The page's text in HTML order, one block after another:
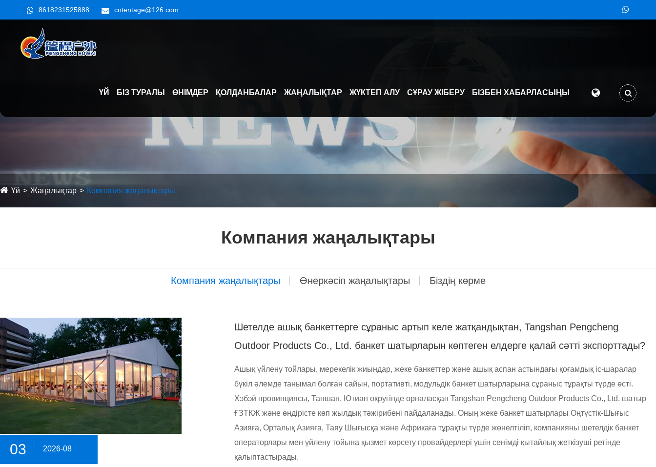
8618231525888 cntentage@126.com
ҮЙ БІЗ ТУРАЛЫ ӨНІМДЕР ҚОЛДАНБАЛАР ЖАҢАЛЫҚТАР ЖҮКТЕП АЛУ СҰРАУ ЖІБЕРУ БІЗБЕН ХАБАРЛАСЫҢЫ
Үй Жаңалықтар Компания жаңалықтары
Компания жаңалықтары
Компания жаңалықтары Өнеркәсіп жаңалықтары Біздің көрме
03 2026-08
Шетелде ашық банкеттерге сұраныс артып келе жатқандықтан, Tangshan Pengcheng
Outdoor Products Co., Ltd. банкет шатырларын көптеген елдерге қалай сәтті экспорттады?
Ашық үйлену тойлары, мерекелік жиындар, жеке банкеттер және ашық аспан астындағы қоғамдық іс-шаралар
бүкіл әлемде танымал болған сайын, портативті, модульдік банкет шатырларына сұраныс тұрақты түрде өсті.
Хэбэй провинциясы, Таншан, Ютиан округінде орналасқан Tangshan Pengcheng Outdoor Products Co., Ltd. шатыр
ҒЗТКЖ және өндірісте көп жылдық тәжірибені пайдаланады. Оның жеке банкет шатырлары Оңтүстік-Шығыс
Азияға, Орталық Азияға, Таяу Шығысқа және Африкаға тұрақты түрде жөнелтіліп, компанияны шетелдік банкет
операторлары мен үйлену тойына қызмет көрсету провайдерлері үшін сенімді қытайлық жеткізуші ретінде
қалыптастырады.